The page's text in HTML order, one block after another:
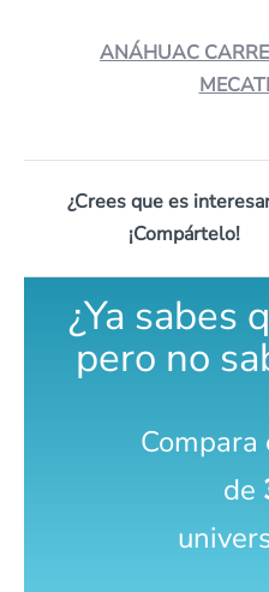
ANÁHUAC
¿Crees que es
¡Compártelo!
¿Ya sabes
pero no
de